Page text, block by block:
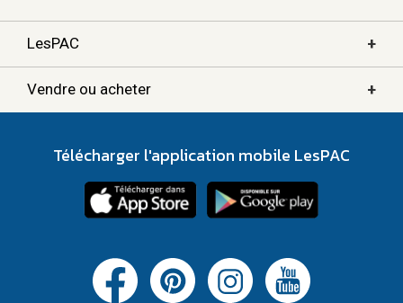
LesPAC +
Vendre ou acheter +
Télécharger l'application mobile LesPAC